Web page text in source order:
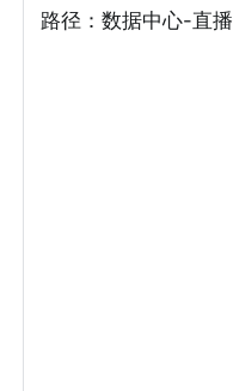
路径：数据中心-直播